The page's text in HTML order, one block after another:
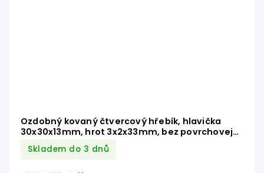
Ozdobný kovaný čtvercový hřebík, hlavička
30x30x13mm, hrot 3x2x33mm, bez povrchovej
Skladem do 3 dnů